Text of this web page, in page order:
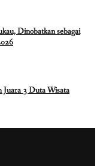
Dinobatkan sebagai
Juara 3 Duta Wisata